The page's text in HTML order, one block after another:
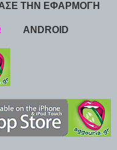
ΤΗΝ ΕΦΑΡΜΟΓΗ
ANDROID